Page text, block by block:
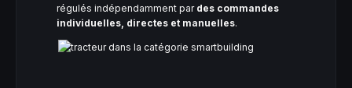
régulés indépendamment par des commandes
individuelles, directes et manuelles.